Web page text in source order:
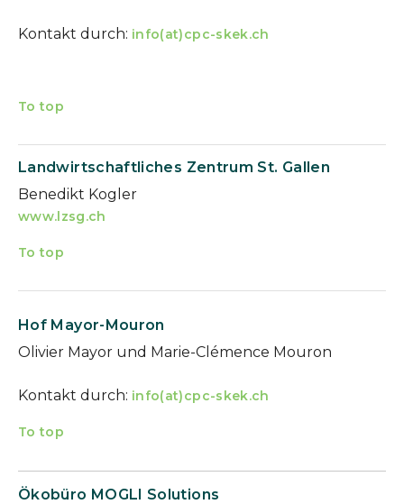
Kontakt durch: info(at)cpc-skek.ch
To top
Landwirtschaftliches Zentrum St. Gallen
Benedikt Kogler
www.lzsg.ch
To top
Hof Mayor-Mouron
Olivier Mayor und Marie-Clémence Mouron
Kontakt durch: info(at)cpc-skek.ch
To top
Ökobüro MOGLI Solutions